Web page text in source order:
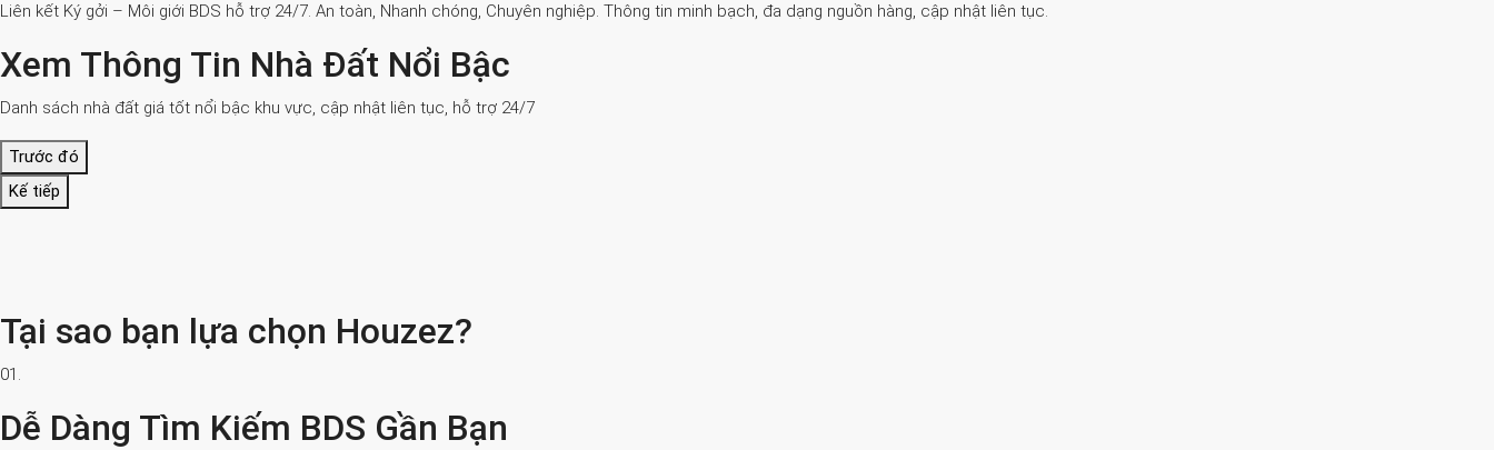
Liên kết Ký gởi – Môi giới BDS hỗ trợ 24/7. An toàn, Nhanh chóng, Chuyên nghiệp. Thông tin minh bạch, đa dạng nguồn hàng, cập nhật liên tục.
Xem Thông Tin Nhà Đất Nổi Bậc
Danh sách nhà đất giá tốt nổi bậc khu vực, cập nhật liên tục, hỗ trợ 24/7
Trước đó
Kế tiếp
Tại sao bạn lựa chọn Houzez?
01.
Dễ Dàng Tìm Kiếm BDS Gần Bạn